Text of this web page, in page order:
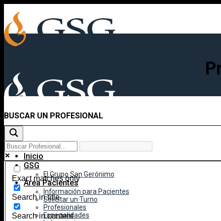
content
Inicio
GSG
El Grupo San Gerónimo
Área Pacientes
Información para Pacientes
Solicitar un Turno
Profesionales
Especialidades
BUSCAR UN PROFESIONAL
Exact matches only
Search in title
Search in content